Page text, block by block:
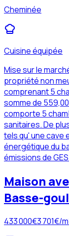
Cheminée
Cuisine équipée
Mise sur le
propriété non
comprenant 5
somme de
comporte 5
sanitaires. De
tels qu' une cave
énergétique du
émissions de GES
Maison
Basse-
433 000€3 701€/